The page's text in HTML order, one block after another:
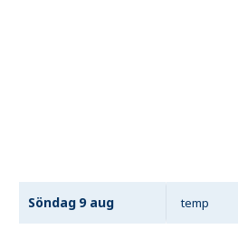
Söndag 9 aug temp